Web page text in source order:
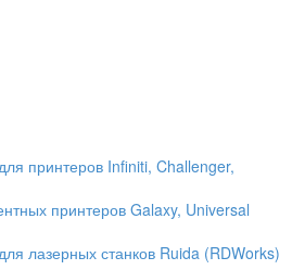
принтеров Infiniti, Challenger,
принтеров Galaxy, Universal
лазерных станков Ruida (RDWorks)